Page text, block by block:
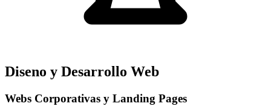
Diseno y Desarrollo Web
Webs Corporativas y Landing Pages